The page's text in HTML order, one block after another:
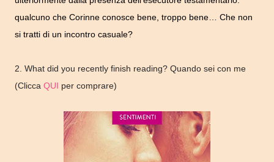
qualcuno che Corinne conosce bene, troppo bene… Che non
si tratti di un incontro casuale?
2. What did you recently finish reading? Quando sei con me
(Clicca QUI per comprare)